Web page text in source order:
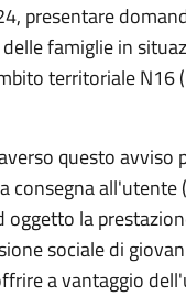
presentare
famiglie in
territoriale N16
questo avviso
consegna all'utente
la
sociale di
a vantaggio